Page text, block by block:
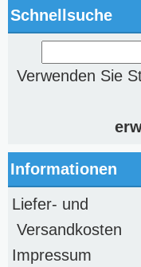
Schnellsuche
Verwenden Sie
Informationen
Liefer- und
Versandkosten
Impressum